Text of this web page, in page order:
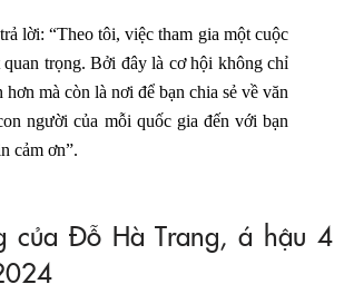
lời: “Theo tôi, việc tham gia một cuộc
quan trọng. Bởi đây là cơ hội không chỉ
hơn mà còn là nơi để bạn chia sẻ về văn
người của mỗi quốc gia đến với bạn
cảm ơn”.
của Đỗ Hà Trang, á hậu 4